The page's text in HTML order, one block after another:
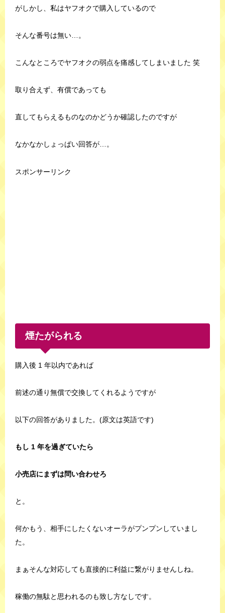
がしかし、私はヤフオクで購入しているので
そんな番号は無い…。
こんなところでヤフオクの弱点を痛感してしまいました 笑
取り合えず、有償であっても
直してもらえるものなのかどうか確認したのですが
なかなかしょっぱい回答が…。
スポンサーリンク
煙たがられる
購入後 1 年以内であれば
前述の通り無償で交換してくれるようですが
以下の回答がありました。(原文は英語です)
もし 1 年を過ぎていたら
小売店にまずは問い合わせろ
と。
何かもう、相手にしたくないオーラがプンプンしていまし
た。
まぁそんな対応しても直接的に利益に繋がりませんしね。
稼働の無駄と思われるのも致し方なしです。